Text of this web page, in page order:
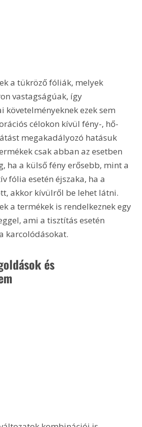
a tükröző fóliák, melyek
vastagságúak, így
követelményeknek ezek sem
célokon kívül fény-, hő-
megakadályozó hatásuk
csak abban az esetben
ha a külső fény erősebb, mint a
fólia esetén éjszaka, ha a
akkor kívülről be lehet látni.
a termékek is rendelkeznek egy
ami a tisztítás esetén
karcolódásokat.
és